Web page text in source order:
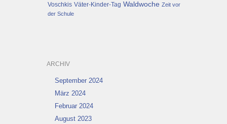
Voschkis Väter-Kinder-Tag Waldwoche Zeit vor
der Schule
ARCHIV
September 2024
März 2024
Februar 2024
August 2023